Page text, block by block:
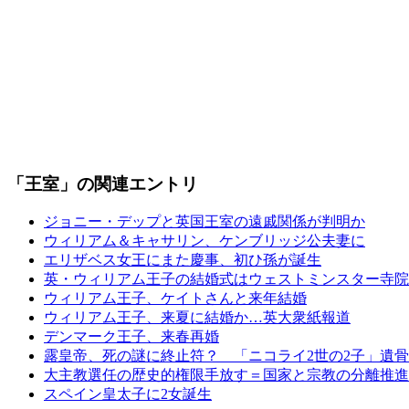
「王室」の関連エントリ
ジョニー・デップと英国王室の遠戚関係が判明か
ウィリアム＆キャサリン、ケンブリッジ公夫妻に
エリザベス女王にまた慶事、初ひ孫が誕生
英・ウィリアム王子の結婚式はウェストミンスター寺院
ウィリアム王子、ケイトさんと来年結婚
ウィリアム王子、来夏に結婚か…英大衆紙報道
デンマーク王子、来春再婚
露皇帝、死の謎に終止符？ 「ニコライ2世の2子」遺
大主教選任の歴史的権限手放す＝国家と宗教の分離推
スペイン皇太子に2女誕生